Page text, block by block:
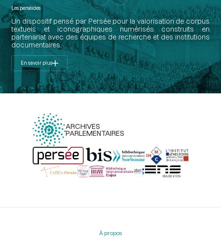
Les perséides
Un dispositif pensé par Persée pour la valorisation de corpus
textuels et iconographiques numérisés construits en
partenariat avec des équipes de recherche et des institutions
documentaires.
En savoir plus
ARCHIVES
PARLEMENTAIRES
Menu
À propos